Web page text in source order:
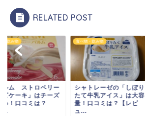
RELATED POST
・飲み物
ルム ストロベリー
ズケーキ」はチーズ
め！口コミは？
...
食べ物・飲み物
シャトレーゼの「しぼり
たて牛乳アイス」は大容
量！口コミは？【レビ
ュ...